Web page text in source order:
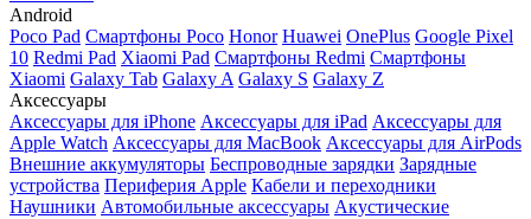
Android
Poco Pad Смартфоны Poco Honor Huawei OnePlus Google Pixel
10 Redmi Pad Xiaomi Pad Смартфоны Redmi Смартфоны
Xiaomi Galaxy Tab Galaxy A Galaxy S Galaxy Z
Аксессуары
Аксессуары для iPhone Аксессуары для iPad Аксессуары для
Apple Watch Аксессуары для MacBook Аксессуары для AirPods
Внешние аккумуляторы Беспроводные зарядки Зарядные
устройства Периферия Apple Кабели и переходники
Наушники Автомобильные аксессуары Акустические